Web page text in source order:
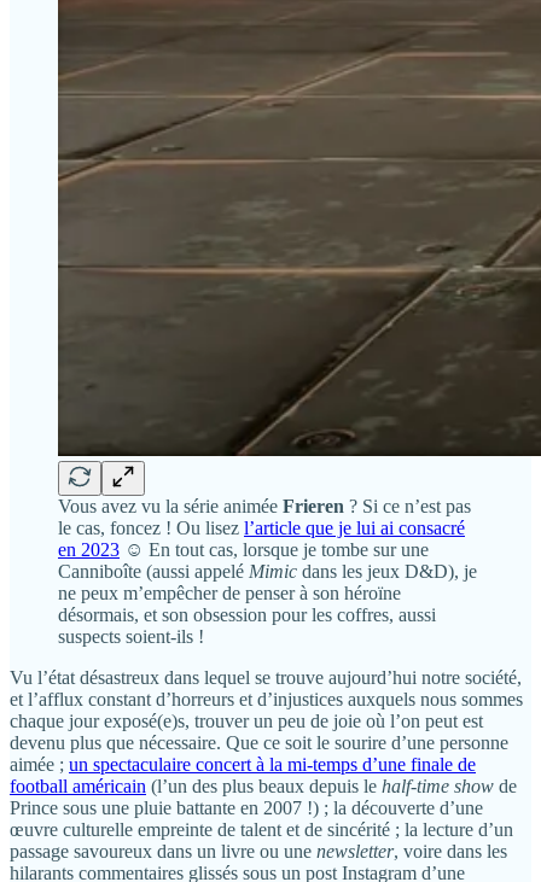
Vous avez vu la série animée Frieren ? Si ce n’est pas
le cas, foncez ! Ou lisez l’article que je lui ai consacré
en 2023 ☺️ En tout cas, lorsque je tombe sur une
Canniboîte (aussi appelé Mimic dans les jeux D&D), je
ne peux m’empêcher de penser à son héroïne
désormais, et son obsession pour les coffres, aussi
suspects soient-ils !
Vu l’état désastreux dans lequel se trouve aujourd’hui notre société,
et l’afflux constant d’horreurs et d’injustices auxquels nous sommes
chaque jour exposé(e)s, trouver un peu de joie où l’on peut est
devenu plus que nécessaire. Que ce soit le sourire d’une personne
aimée ; un spectaculaire concert à la mi-temps d’une finale de
football américain (l’un des plus beaux depuis le half-time show de
Prince sous une pluie battante en 2007 !) ; la découverte d’une
œuvre culturelle empreinte de talent et de sincérité ; la lecture d’un
passage savoureux dans un livre ou une newsletter, voire dans les
hilarants commentaires glissés sous un post Instagram d’une